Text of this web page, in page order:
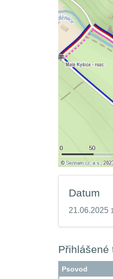
Datum
21.06.2025
Přihlášené
Psovod